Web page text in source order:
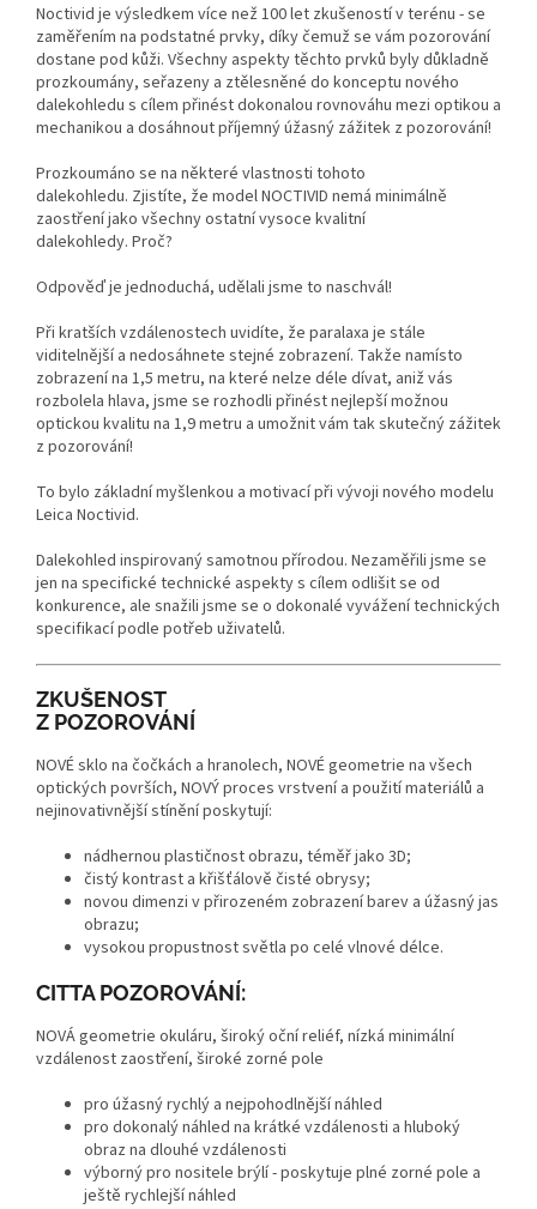
Noctivid je výsledkem více než 100 let zkušeností v terénu - se
zaměřením na podstatné prvky, díky čemuž se vám pozorování
dostane pod kůži. Všechny aspekty těchto prvků byly důkladně
prozkoumány, seřazeny a ztělesněné do konceptu nového
dalekohledu s cílem přinést dokonalou rovnováhu mezi optikou a
mechanikou a dosáhnout příjemný úžasný zážitek z pozorování!
Prozkoumáno se na některé vlastnosti tohoto
dalekohledu. Zjistíte, že model NOCTIVID nemá minimálně
zaostření jako všechny ostatní vysoce kvalitní
dalekohledy. Proč?
Odpověď je jednoduchá, udělali jsme to naschvál!
Při kratších vzdálenostech uvidíte, že paralaxa je stále
viditelnější a nedosáhnete stejné zobrazení. Takže namísto
zobrazení na 1,5 metru, na které nelze déle dívat, aniž vás
rozbolela hlava, jsme se rozhodli přinést nejlepší možnou
optickou kvalitu na 1,9 metru a umožnit vám tak skutečný zážitek
z pozorování!
To bylo základní myšlenkou a motivací při vývoji nového modelu
Leica Noctivid.
Dalekohled inspirovaný samotnou přírodou. Nezaměřili jsme se
jen na specifické technické aspekty s cílem odlišit se od
konkurence, ale snažili jsme se o dokonalé vyvážení technických
specifikací podle potřeb uživatelů.
ZKUŠENOST
Z POZOROVÁNÍ
NOVÉ sklo na čočkách a hranolech, NOVÉ geometrie na všech
optických površích, NOVÝ proces vrstvení a použití materiálů a
nejinovativnější stínění poskytují:
nádhernou plastičnost obrazu, téměř jako 3D;
čistý kontrast a křišťálově čisté obrysy;
novou dimenzi v přirozeném zobrazení barev a úžasný jas
obrazu;
vysokou propustnost světla po celé vlnové délce.
CITTA POZOROVÁNÍ:
NOVÁ geometrie okuláru, široký oční reliéf, nízká minimální
vzdálenost zaostření, široké zorné pole
pro úžasný rychlý a nejpohodlnější náhled
pro dokonalý náhled na krátké vzdálenosti a hluboký
obraz na dlouhé vzdálenosti
výborný pro nositele brýlí - poskytuje plné zorné pole a
ještě rychlejší náhled